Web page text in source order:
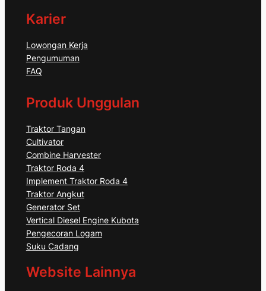
Karier
Lowongan Kerja
Pengumuman
FAQ
Produk Unggulan
Traktor Tangan
Cultivator
Combine Harvester
Traktor Roda 4
Implement Traktor Roda 4
Traktor Angkut
Generator Set
Vertical Diesel Engine Kubota
Pengecoran Logam
Suku Cadang
Website Lainnya